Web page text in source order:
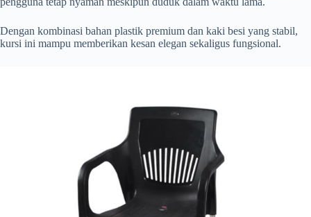
Dengan kombinasi bahan plastik premium dan kaki besi yang stabil,
kursi ini mampu memberikan kesan elegan sekaligus fungsional.